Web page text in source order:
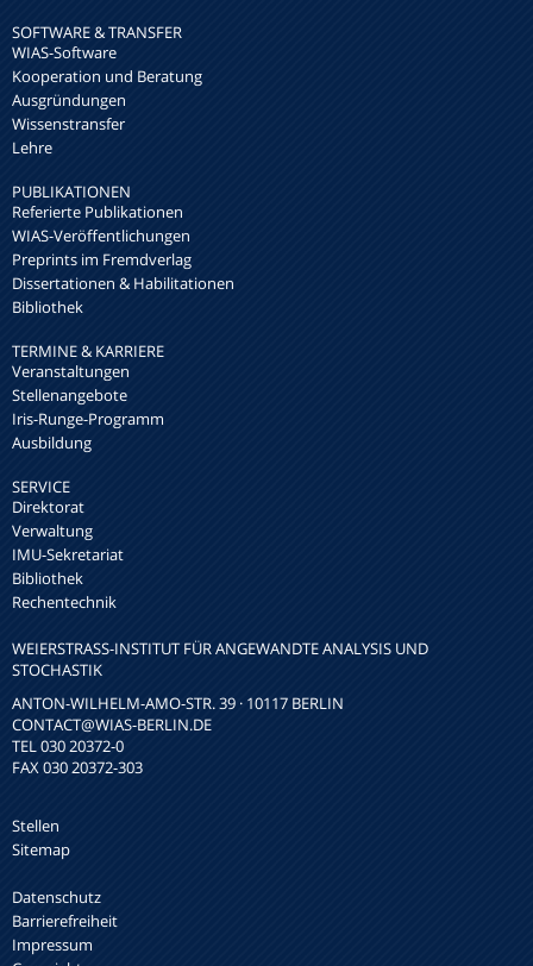
SOFTWARE & TRANSFER
WIAS-Software
Kooperation und Beratung
Ausgründungen
Wissenstransfer
Lehre
PUBLIKATIONEN
Referierte Publikationen
WIAS-Veröffentlichungen
Preprints im Fremdverlag
Dissertationen & Habilitationen
Bibliothek
TERMINE & KARRIERE
Veranstaltungen
Stellenangebote
Iris-Runge-Programm
Ausbildung
SERVICE
Direktorat
Verwaltung
IMU-Sekretariat
Bibliothek
Rechentechnik
WEIERSTRASS-INSTITUT FÜR ANGEWANDTE ANALYSIS UND S
TOCHASTIK
ANTON-WILHELM-AMO-STR. 39 · 10117 BERLIN
CONTACT@WIAS-BERLIN.DE
TEL 030 20372-0
FAX 030 20372-303
Stellen
Sitemap
Datenschutz
Barrierefreiheit
Impressum